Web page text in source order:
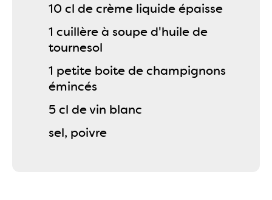
10 cl de crème liquide épaisse
1 cuillère à soupe d'huile de
tournesol
1 petite boite de champignons
émincés
5 cl de vin blanc
sel, poivre